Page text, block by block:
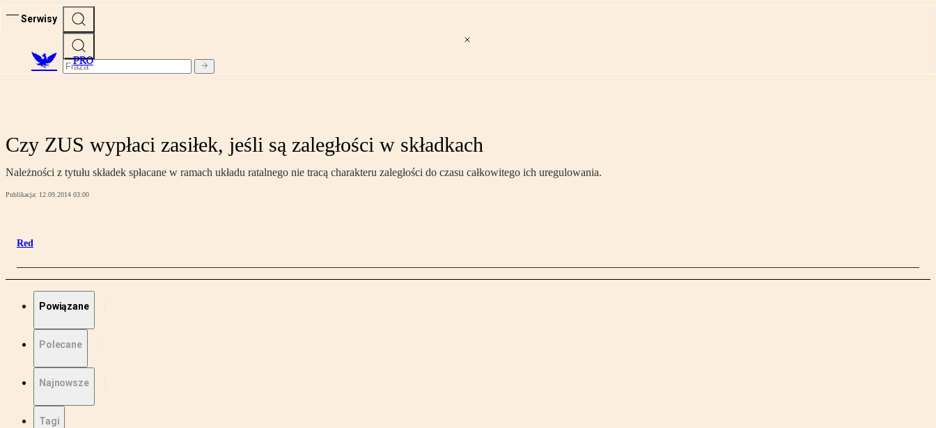
Serwisy
PRO
Czy ZUS wypłaci zasiłek, jeśli są zaległości w składkach
Należności z tytułu składek spłacane w ramach układu ratalnego nie tracą charakteru zaległości do czasu całkowitego ich uregulowania.
Publikacja: 12.09.2014 03:00
Red
Powiązane
Polecane
Najnowsze
Tagi